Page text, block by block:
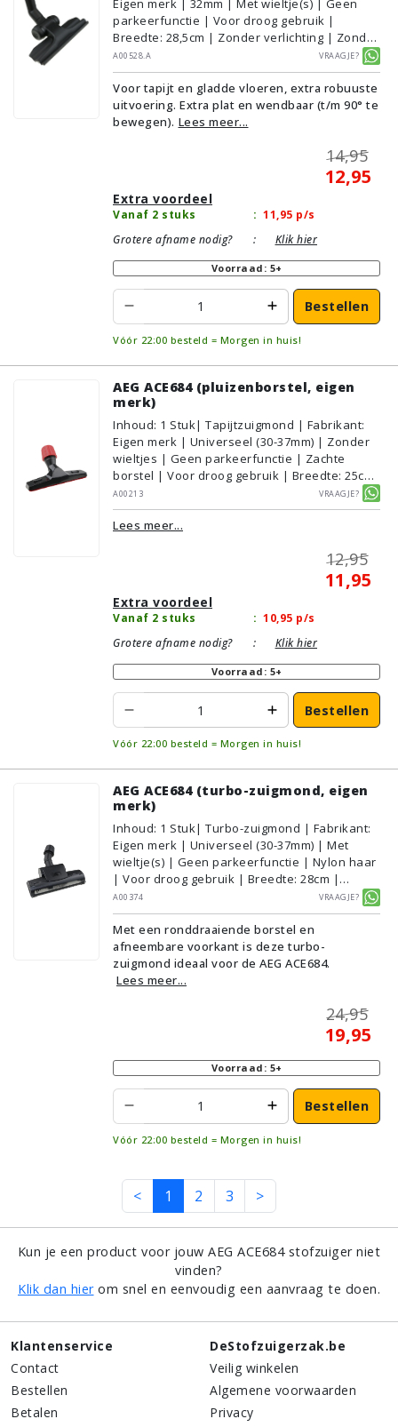
Eigen merk | 32mm | Met wieltje(s) | Geen
parkeerfunctie | Voor droog gebruik |
Breedte: 28,5cm | Zonder verlichting | Zonder
kliksysteem | Zwart | Alternatief | Geschikt
voor vloertype: Plavuizen/Tegels,
Parket/Laminaat, PVC/Vinyl,
Tapijt/Vloerbedekking
A00528.A Vraagje?
Voor tapijt en gladde vloeren, extra robuuste
uitvoering. Extra plat en wendbaar (t/m 90° te
bewegen). Lees meer...
14,95
12,95
Extra voordeel
Vanaf 2 stuks : 11,95 p/s
Grotere afname nodig?
: Klik hier
Voorraad: 5+
Bestellen
Vóór 22:00 besteld = Morgen in huis!
AEG ACE684 (pluizenborstel, eigen
merk)
Inhoud: 1 Stuk| Tapijtzuigmond | Fabrikant:
Eigen merk | Universeel (30-37mm) | Zonder
wieltjes | Geen parkeerfunctie | Zachte
borstel | Voor droog gebruik | Breedte: 25cm
| Zonder verlichting | Zonder kliksysteem |
Zwart | Alternatief | Geschikt voor:
Tapijt/Vloerbedekking
A00213 Vraagje?
Lees meer...
12,95
11,95
Extra voordeel
Vanaf 2 stuks : 10,95 p/s
Grotere afname nodig?
: Klik hier
Voorraad: 5+
Bestellen
Vóór 22:00 besteld = Morgen in huis!
AEG ACE684 (turbo-zuigmond, eigen
merk)
Inhoud: 1 Stuk| Turbo-zuigmond | Fabrikant:
Eigen merk | Universeel (30-37mm) | Met
wieltje(s) | Geen parkeerfunctie | Nylon haar
| Voor droog gebruik | Breedte: 28cm |
Zonder verlichting | Zonder kliksysteem |
Zwart | Alternatief | Geschikt voor vloertype:
Plavuizen/Tegels, Parket/Laminaat,
PVC/Vinyl, Tapijt/Vloerbedekking
A00374 Vraagje?
Met een ronddraaiende borstel en
afneembare voorkant is deze turbo-
zuigmond ideaal voor de AEG ACE684.
Lees meer...
24,95
19,95
Voorraad: 5+
Bestellen
Vóór 22:00 besteld = Morgen in huis!
< 1 2 3 >
Kun je een product voor jouw AEG ACE684 stofzuiger niet
vinden?
Klik dan hierom snel en eenvoudig een aanvraag te doen.
Klantenservice
Contact
Bestellen
Betalen
DeStofzuigerzak.be
Veilig winkelen
Algemene voorwaarden
Privacy